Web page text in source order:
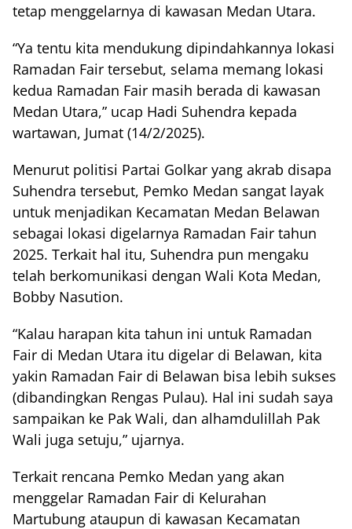
tetap menggelarnya di kawasan Medan Utara.
“Ya tentu kita mendukung dipindahkannya lokasi
Ramadan Fair tersebut, selama memang lokasi
kedua Ramadan Fair masih berada di kawasan
Medan Utara,” ucap Hadi Suhendra kepada
wartawan, Jumat (14/2/2025).
Menurut politisi Partai Golkar yang akrab disapa
Suhendra tersebut, Pemko Medan sangat layak
untuk menjadikan Kecamatan Medan Belawan
sebagai lokasi digelarnya Ramadan Fair tahun
2025. Terkait hal itu, Suhendra pun mengaku
telah berkomunikasi dengan Wali Kota Medan,
Bobby Nasution.
“Kalau harapan kita tahun ini untuk Ramadan
Fair di Medan Utara itu digelar di Belawan, kita
yakin Ramadan Fair di Belawan bisa lebih sukses
(dibandingkan Rengas Pulau). Hal ini sudah saya
sampaikan ke Pak Wali, dan alhamdulillah Pak
Wali juga setuju,” ujarnya.
Terkait rencana Pemko Medan yang akan
menggelar Ramadan Fair di Kelurahan
Martubung ataupun di kawasan Kecamatan